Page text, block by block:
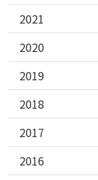
2021
2020
2019
2018
2017
2016